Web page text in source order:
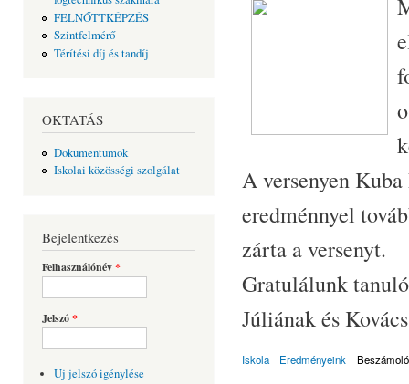
FELNŐTTKÉPZÉS
Szintfelmérő
Térítési díj és tandíj
OKTATÁS
Dokumentumok
Iskolai közösségi szolgálat
Bejelentkezés
Felhasználónév*
Jelszó*
Új jelszó igénylése
A versenyen
eredménnyel
zárta a versenyt.
Gratulálunk
Júliának és
Iskola Eredményeink Beszámoló